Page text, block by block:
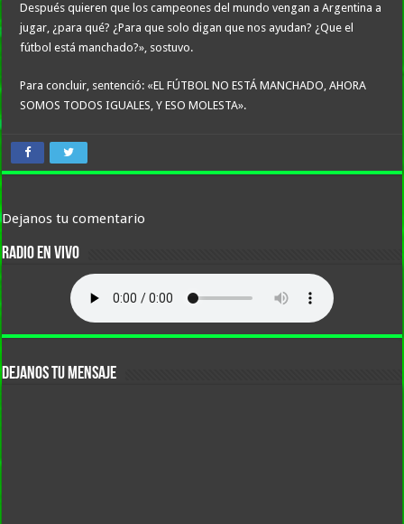
Después quieren que los campeones del mundo vengan a Argentina a
jugar, ¿para qué? ¿Para que solo digan que nos ayudan? ¿Que el
fútbol está manchado?», sostuvo.
Para concluir, sentenció: «EL FÚTBOL NO ESTÁ MANCHADO, AHORA
SOMOS TODOS IGUALES, Y ESO MOLESTA».
Dejanos tu comentario
RADIO EN VIVO
DEJANOS TU MENSAJE